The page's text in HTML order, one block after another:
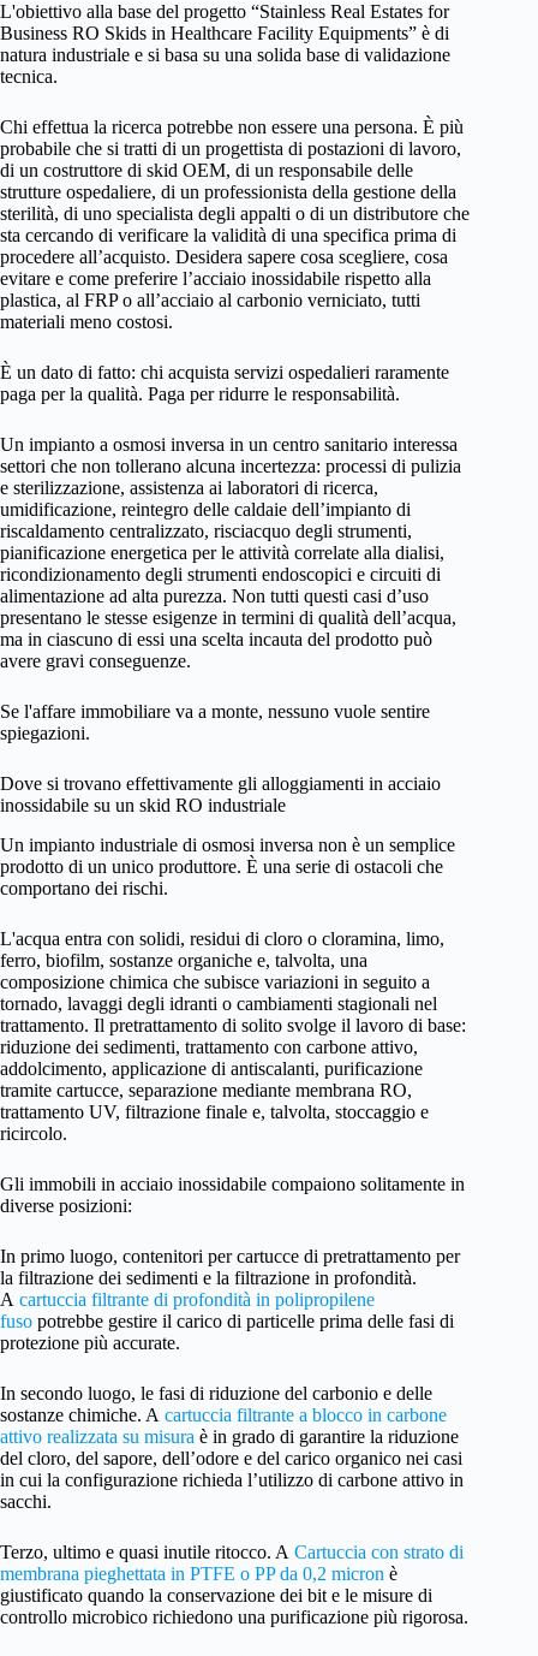
L'obiettivo alla base del progetto “Stainless Real Estates for
Business RO Skids in Healthcare Facility Equipments” è di
natura industriale e si basa su una solida base di validazione
tecnica.
Chi effettua la ricerca potrebbe non essere una persona. È più
probabile che si tratti di un progettista di postazioni di lavoro,
di un costruttore di skid OEM, di un responsabile delle
strutture ospedaliere, di un professionista della gestione della
sterilità, di uno specialista degli appalti o di un distributore che
sta cercando di verificare la validità di una specifica prima di
procedere all’acquisto. Desidera sapere cosa scegliere, cosa
evitare e come preferire l’acciaio inossidabile rispetto alla
plastica, al FRP o all’acciaio al carbonio verniciato, tutti
materiali meno costosi.
È un dato di fatto: chi acquista servizi ospedalieri raramente
paga per la qualità. Paga per ridurre le responsabilità.
Un impianto a osmosi inversa in un centro sanitario interessa
settori che non tollerano alcuna incertezza: processi di pulizia
e sterilizzazione, assistenza ai laboratori di ricerca,
umidificazione, reintegro delle caldaie dell’impianto di
riscaldamento centralizzato, risciacquo degli strumenti,
pianificazione energetica per le attività correlate alla dialisi,
ricondizionamento degli strumenti endoscopici e circuiti di
alimentazione ad alta purezza. Non tutti questi casi d’uso
presentano le stesse esigenze in termini di qualità dell’acqua,
ma in ciascuno di essi una scelta incauta del prodotto può
avere gravi conseguenze.
Se l'affare immobiliare va a monte, nessuno vuole sentire
spiegazioni.
Dove si trovano effettivamente gli alloggiamenti in acciaio
inossidabile su un skid RO industriale
Un impianto industriale di osmosi inversa non è un semplice
prodotto di un unico produttore. È una serie di ostacoli che
comportano dei rischi.
L'acqua entra con solidi, residui di cloro o cloramina, limo,
ferro, biofilm, sostanze organiche e, talvolta, una
composizione chimica che subisce variazioni in seguito a
tornado, lavaggi degli idranti o cambiamenti stagionali nel
trattamento. Il pretrattamento di solito svolge il lavoro di base:
riduzione dei sedimenti, trattamento con carbone attivo,
addolcimento, applicazione di antiscalanti, purificazione
tramite cartucce, separazione mediante membrana RO,
trattamento UV, filtrazione finale e, talvolta, stoccaggio e
ricircolo.
Gli immobili in acciaio inossidabile compaiono solitamente in
diverse posizioni:
In primo luogo, contenitori per cartucce di pretrattamento per
la filtrazione dei sedimenti e la filtrazione in profondità.
A cartuccia filtrante di profondità in polipropilene
fuso potrebbe gestire il carico di particelle prima delle fasi di
protezione più accurate.
In secondo luogo, le fasi di riduzione del carbonio e delle
sostanze chimiche. A cartuccia filtrante a blocco in carbone
attivo realizzata su misura è in grado di garantire la riduzione
del cloro, del sapore, dell’odore e del carico organico nei casi
in cui la configurazione richieda l’utilizzo di carbone attivo in
sacchi.
Terzo, ultimo e quasi inutile ritocco. A Cartuccia con strato di
membrana pieghettata in PTFE o PP da 0,2 micron è
giustificato quando la conservazione dei bit e le misure di
controllo microbico richiedono una purificazione più rigorosa.